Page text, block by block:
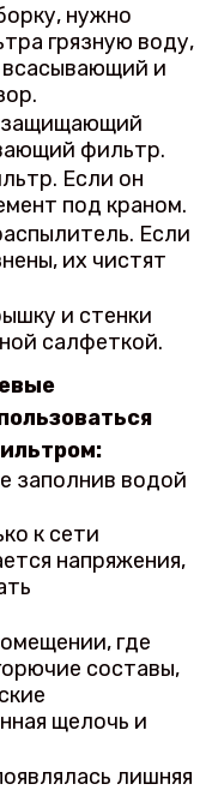
нужно
грязную воду,
и
защищающий
фильтр.
Если он
под краном.
Если
их чистят
и стенки
салфеткой.
заполнив водой
к сети
напряжения,
где
составы,
щелочь и
лишняя